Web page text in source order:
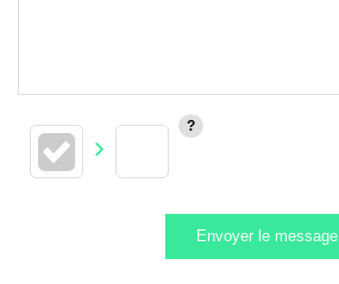
Envoyer le message